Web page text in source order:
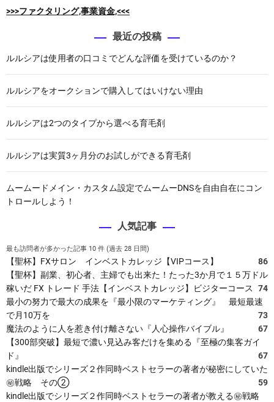
>>>ファクタリング,事業資金,<<<
最近の投稿
ルルシアは使用者の口コミでどんな評価を受けているのか？
ルルシアをオークションで購入してはいけない理由
ルルシアは2つのタイプから選べる育毛剤
ルルシアは実質3ヶ月分のお試しができる育毛剤
ムームードメイン・カスタム設定でムームーDNSを自由自在にコン
トロールしよう！
人気記事
最も訪問者が多かった記事 10 件 (過去 28 日間)
【聖杯】FXサロン インベストカレッジ【VIPコース】
86
【聖杯】副業、初心者、主婦でも出来た！たった3か月で１５万ドル
稼いだ FX トレード 手法【インベストカレッジ】ビジターコース
74
最小の努力で最大の成果を『最小限のマーケティング』 最短最速
で月10万を
73
魔法のように人を惹き付け離さない『人心操作バイブル』
67
【300部突破】最短で濃い見込み客だけを集める『至極の集客ガイ
ド』
67
kindle出版でシリーズ２作同時ベストセラーの著者が秘密にしていた
㊙戦略 その②
59
kindle出版でシリーズ２作同時ベストセラーの著者が教える㊙戦略